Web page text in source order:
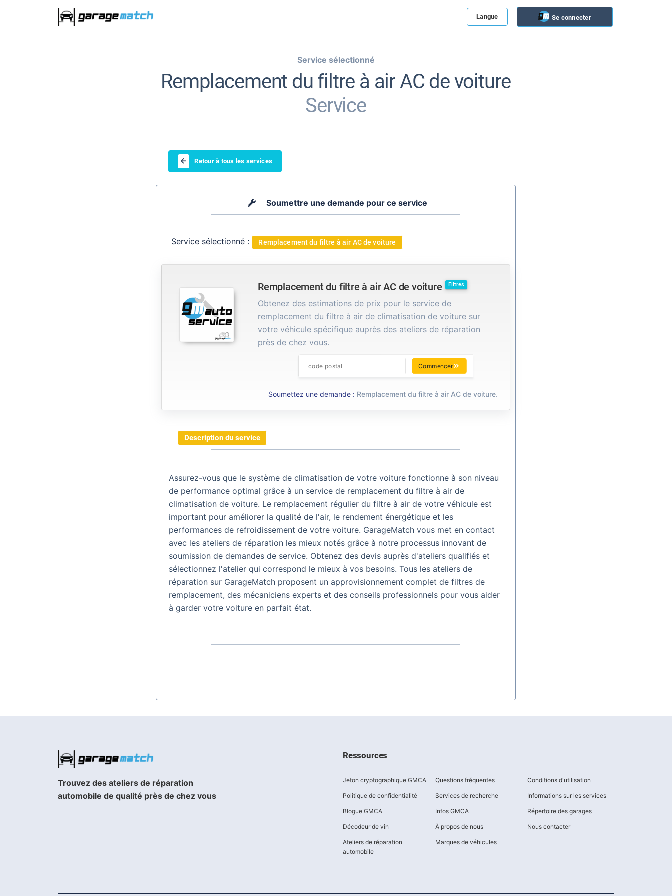
Langue Se connecter
Service sélectionné
Remplacement du filtre à air AC de voiture
Service
Retour à tous les services
Soumettre une demande pour ce service
Service sélectionné : Remplacement du filtre à air AC de voiture
Remplacement du filtre à air AC de voiture Filtres
Obtenez des estimations de prix pour le service de
remplacement du filtre à air de climatisation de voiture sur
votre véhicule spécifique auprès des ateliers de réparation
près de chez vous.
Commencer
Soumettez une demande : Remplacement du filtre à air AC de voiture.
Description du service
Assurez-vous que le système de climatisation de votre voiture fonctionne à son niveau
de performance optimal grâce à un service de remplacement du filtre à air de
climatisation de voiture. Le remplacement régulier du filtre à air de votre véhicule est
important pour améliorer la qualité de l'air, le rendement énergétique et les
performances de refroidissement de votre voiture. GarageMatch vous met en contact
avec les ateliers de réparation les mieux notés grâce à notre processus innovant de
soumission de demandes de service. Obtenez des devis auprès d'ateliers qualifiés et
sélectionnez l'atelier qui correspond le mieux à vos besoins. Tous les ateliers de
réparation sur GarageMatch proposent un approvisionnement complet de filtres de
remplacement, des mécaniciens experts et des conseils professionnels pour vous aider
à garder votre voiture en parfait état.
Trouvez des ateliers de réparation
automobile de qualité près de chez vous
Ressources
Jeton cryptographique GMCA Questions fréquentes Conditions d'utilisation
Politique de confidentialité Services de recherche Informations sur les services
Blogue GMCA Infos GMCA Répertoire des garages
Décodeur de vin À propos de nous Nous contacter
Ateliers de réparation
automobile
Marques de véhicules